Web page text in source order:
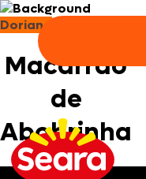
Doriana
Macarrão
de
Abobrinha